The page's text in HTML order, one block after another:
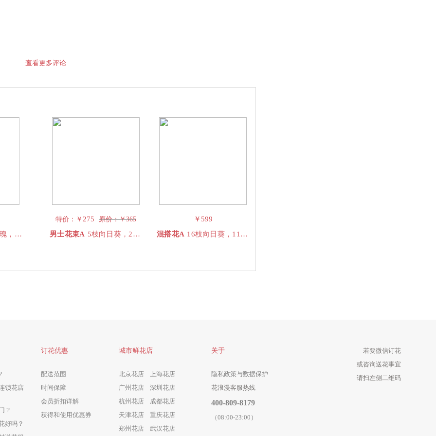
查看更多评论
丹或者黄色多头玫瑰3支，配草
特价：￥ 275 原价：￥365
男士花束A 5枝向日葵，2枝蓝绣球，19枝香槟玫瑰，3枝多头绿桔梗，橙色多头泡泡，6枝多头白桔梗（染浅蓝色），尤加利
￥599
混搭花A 16枝向日葵，11朵香槟玫瑰，至少50朵橙色泡泡，尤加利，蓝星花，其它配花
锁花店
？
好吗？
订花优惠
配送范围
时间保障
会员折扣详解
获得和使用优惠券
城市鲜花店
北京花店
上海花店
广州花店
深圳花店
杭州花店
成都花店
天津花店
重庆花店
郑州花店
武汉花店
关于
隐私政策与数据保护
花浪漫客服热线
400-809-8179
（08:00-23:00）
若要微信订花
或咨询送花事宜
请扫左侧二维码